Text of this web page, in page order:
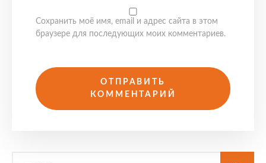
Сохранить моё имя, email и адрес сайта в этом
браузере для последующих моих комментариев.